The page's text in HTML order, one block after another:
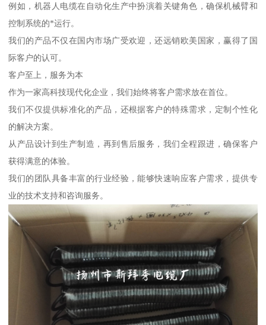
例如，机器人电缆在自动化生产中扮演着关键角色，确保机械臂和
控制系统的*运行。
我们的产品不仅在国内市场广受欢迎，还远销欧美国家，赢得了国
际客户的认可。
客户至上，服务为本
作为一家高科技现代化企业，我们始终将客户需求放在首位。
我们不仅提供标准化的产品，还根据客户的特殊需求，定制个性化
的解决方案。
从产品设计到生产制造，再到售后服务，我们全程跟进，确保客户
获得满意的体验。
我们的团队具备丰富的行业经验，能够快速响应客户需求，提供专
业的技术支持和咨询服务。